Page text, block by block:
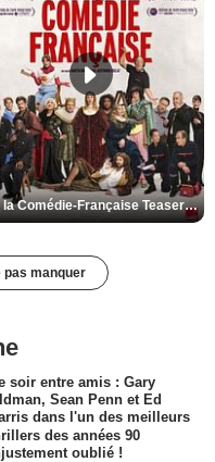
De la Comédie-Française Teaser VF
pas manquer
soir entre amis : Gary
Sean Penn et Ed
dans l'un des meilleurs
des années 90
oublié !